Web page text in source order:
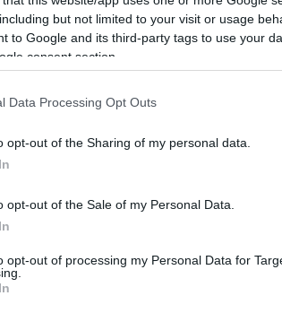
but not limited to your visit or usage
to Google and its third-party tags to use your
consent section.
Data Processing Opt Outs
opt-out of the Sharing of my personal data.
opt-out of the Sale of my Personal Data.
opt-out of processing my Personal Data for
ytterligere informasjonskilder som gir
og beslutninger
vurderinger innen blant annet kreditt,
samarbeider vi også med